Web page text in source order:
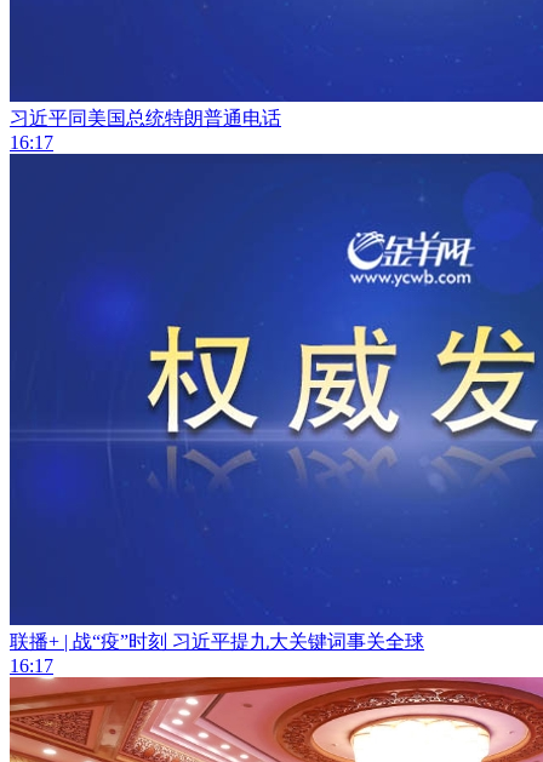
习近平同美国总统特朗普通电话
16:17
联播+ | 战“疫”时刻 习近平提九大关键词事关全球
16:17